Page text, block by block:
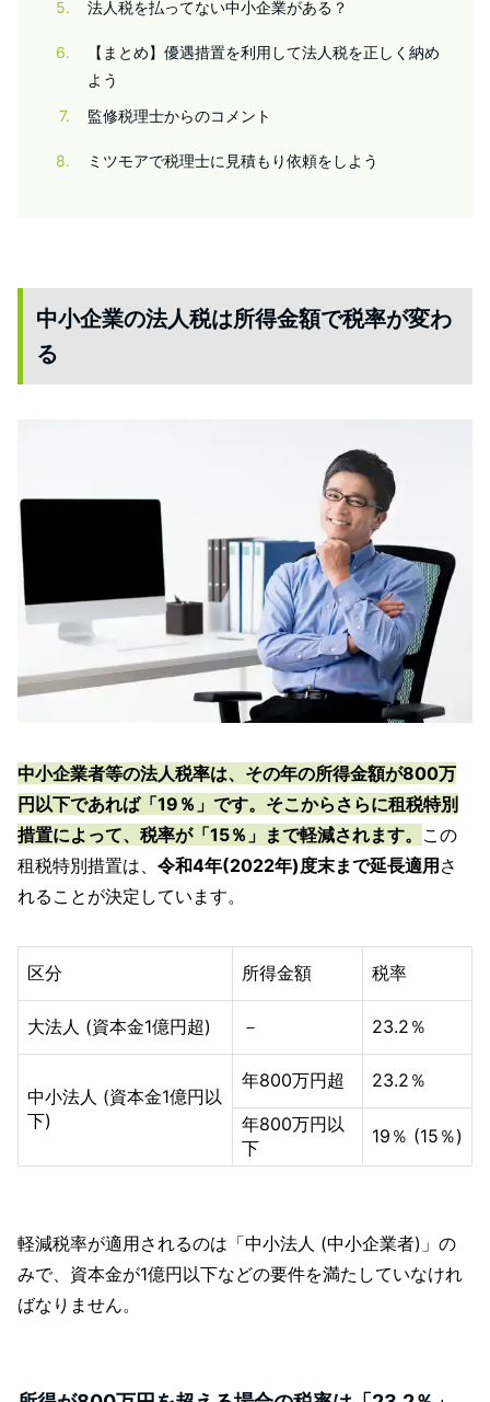
5 法人税を払ってない中小企業がある？
6
【まとめ】優遇措置を利用して法人税を正しく納め
よう
7
監修税理士からのコメント
8 ミツモアで税理士に見積もり依頼をしよう
中小企業の法人税は所得金額で税率が変わ
る
中小企業者等の法人税率は、その年の所得金額が800万
円以下であれば「19％」です。そこからさらに租税特別
措置によって、税率が「15％」まで軽減されます。 この
租税特別措置は、 令和4年(2022年)度末まで延長適用 さ
れることが決定しています。
区分 所得金額 税率
大法人 (資本金1億円超) － 23.2％
中小法人 (資本金1億円以
下)
年800万円超
23.2％
年800万円以
下
19％ (15％)
軽減税率が適用されるのは「中小法人 (中小企業者)」の
みで、資本金が1億円以下などの要件を満たしていなけれ
ばなりません。